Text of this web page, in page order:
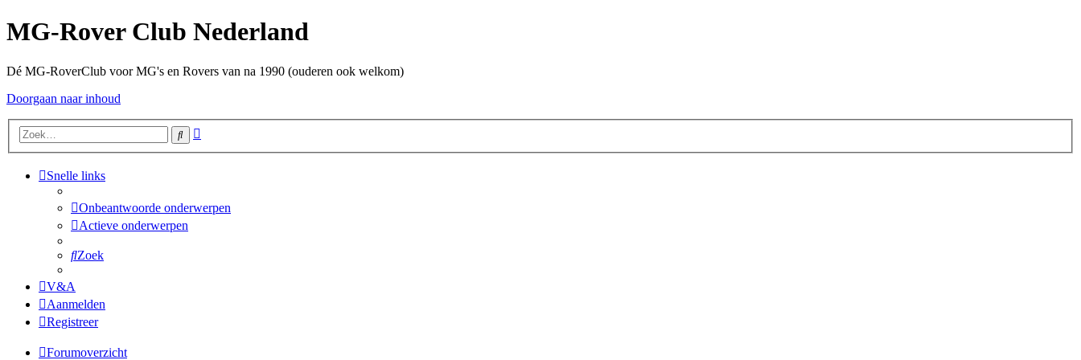
MG-Rover Club Nederland
Dé MG-RoverClub voor MG's en Rovers van na 1990 (ouderen ook welkom)
Doorgaan naar inhoud
Zoek
Snelle links
Onbeantwoorde onderwerpen
Actieve onderwerpen
Zoek
V&A
Aanmelden
Registreer
Forumoverzicht